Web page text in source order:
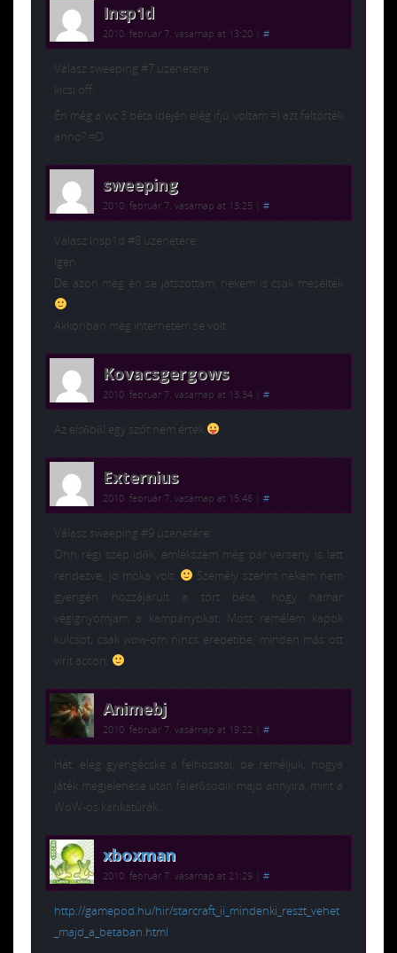
Insp1d
2010. február 7. vasárnap at 13:20 #
Válasz sweeping #7 üzenetére:
kicsi off:
Én még a wc 3 béta idején elég ifjú voltam =) azt feltörték
anno? =O
sweeping
2010. február 7. vasárnap at 13:25 #
Válasz Insp1d #8 üzenetére:
Igen
De azon még én se játszottam, nekem is csak mesélték
Akkoriban még internetem se volt.
Kovacsgergows
2010. február 7. vasárnap at 13:34 #
Az elsőből egy szót nem értek
Externius
2010. február 7. vasárnap at 15:46 #
Válasz sweeping #9 üzenetére:
Ohh régi szép idők, emlékszem még pár verseny is lett
rendezve, jó móka volt.
Személy szerint nekem nem
gyengén hozzájárult a tört béta, hogy hamar
végignyomjam a kampányokat. Most remélem kapok
kulcsot, csak wow-om nincs eredetibe, minden más ott
virít accon.
Animebj
2010. február 7. vasárnap at 19:22 #
Hát, elég gyengécske a felhozatal, de reméljük, hogya
játék megjelenése után felerősödik majd annyira, mint a
WoW-os karikatúrák.
xboxman
2010. február 7. vasárnap at 21:29 #
http://gamepod.hu/hir/starcraft_ii_mindenki_reszt_vehet
_majd_a_betaban.html